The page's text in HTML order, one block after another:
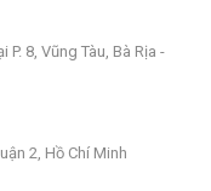
8, Vũng Tàu, Bà Rịa -
2, Hồ Chí Minh